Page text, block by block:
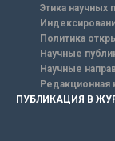
Этика научных
Политика
Научные
Научные
Редакционная
ПУБЛИКАЦИЯ В